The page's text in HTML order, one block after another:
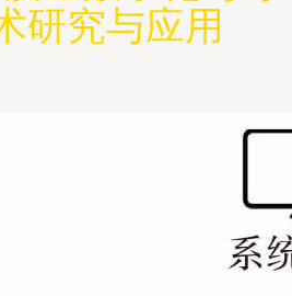
研究与应用